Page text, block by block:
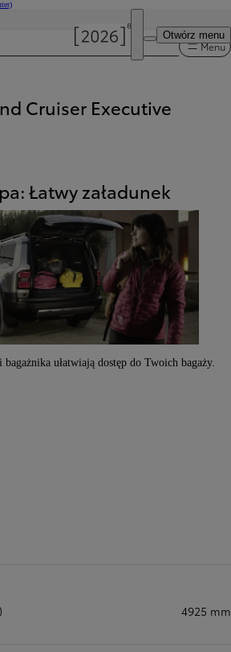
Otwórz menu
Menu
Cruiser Executive
Łatwy załadunek
ułatwiają dostęp do Twoich bagaży.
4925 mm